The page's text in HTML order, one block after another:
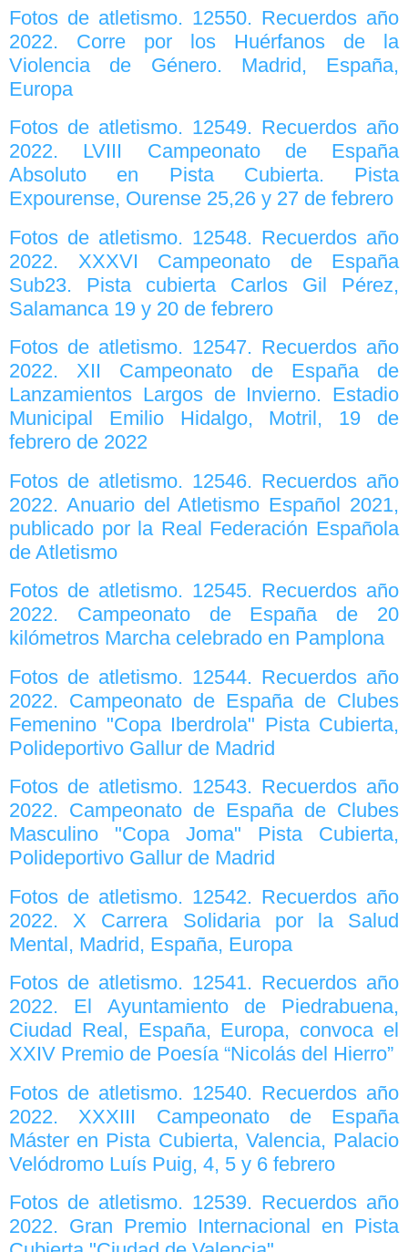
Fotos de atletismo. 12550. Recuerdos año
2022. Corre por los Huérfanos de la
Violencia de Género. Madrid, España,
Europa
Fotos de atletismo. 12549. Recuerdos año
2022. LVIII Campeonato de España
Absoluto en Pista Cubierta. Pista
Expourense, Ourense 25,26 y 27 de febrero
Fotos de atletismo. 12548. Recuerdos año
2022. XXXVI Campeonato de España
Sub23. Pista cubierta Carlos Gil Pérez,
Salamanca 19 y 20 de febrero
Fotos de atletismo. 12547. Recuerdos año
2022. XII Campeonato de España de
Lanzamientos Largos de Invierno. Estadio
Municipal Emilio Hidalgo, Motril, 19 de
febrero de 2022
Fotos de atletismo. 12546. Recuerdos año
2022. Anuario del Atletismo Español 2021,
publicado por la Real Federación Española
de Atletismo
Fotos de atletismo. 12545. Recuerdos año
2022. Campeonato de España de 20
kilómetros Marcha celebrado en Pamplona
Fotos de atletismo. 12544. Recuerdos año
2022. Campeonato de España de Clubes
Femenino "Copa Iberdrola" Pista Cubierta,
Polideportivo Gallur de Madrid
Fotos de atletismo. 12543. Recuerdos año
2022. Campeonato de España de Clubes
Masculino "Copa Joma" Pista Cubierta,
Polideportivo Gallur de Madrid
Fotos de atletismo. 12542. Recuerdos año
2022. X Carrera Solidaria por la Salud
Mental, Madrid, España, Europa
Fotos de atletismo. 12541. Recuerdos año
2022. El Ayuntamiento de Piedrabuena,
Ciudad Real, España, Europa, convoca el
XXIV Premio de Poesía “Nicolás del Hierro”
Fotos de atletismo. 12540. Recuerdos año
2022. XXXIII Campeonato de España
Máster en Pista Cubierta, Valencia, Palacio
Velódromo Luís Puig, 4, 5 y 6 febrero
Fotos de atletismo. 12539. Recuerdos año
2022. Gran Premio Internacional en Pista